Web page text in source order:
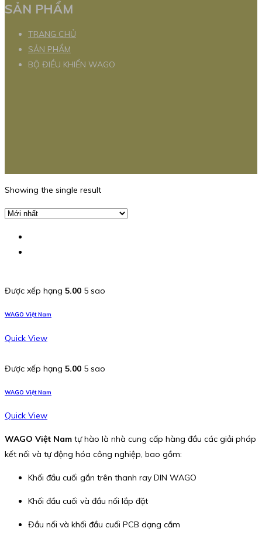
SẢN PHẨM
TRANG CHỦ
SẢN PHẨM
BỘ ĐIỀU KHIỂN WAGO
Showing the single result
Được xếp hạng 5.00 5 sao
WAGO Việt Nam
Quick View
Được xếp hạng 5.00 5 sao
WAGO Việt Nam
Quick View
WAGO Việt Nam tự hào là nhà cung cấp hàng đầu các giải pháp
kết nối và tự động hóa công nghiệp, bao gồm:
Khối đầu cuối gắn trên thanh ray DIN WAGO
Khối đầu cuối và đầu nối lắp đặt
Đầu nối và khối đầu cuối PCB dạng cắm